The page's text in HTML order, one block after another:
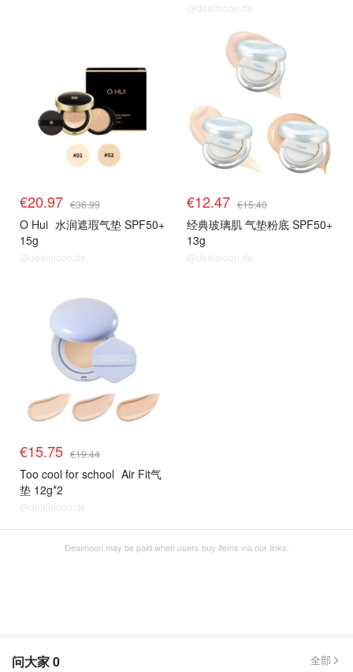
@dealmoon.de
€20.97 €36.99
O Hui 水润遮瑕气垫 SPF50+
15g
@dealmoon.de
€12.47 €15.40
经典玻璃肌 气垫粉底 SPF50+
13g
@dealmoon.de
€15.75 €19.44
Too cool for school Air Fit气
垫 12g*2
@dealmoon.de
Dealmoon may be paid when users buy items via our links.
问大家0 全部